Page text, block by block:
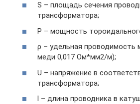
S – площадь сечения
трансформатора;
P – мощность
ρ – удельная проводимость
меди 0,017 Ом*мм2/м);
U – напряжение в
трансформатора;
l – длина проводника в